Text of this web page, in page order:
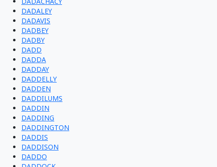
DADALEY
DADAVIS
DADBEY
DADBY
DADD
DADDA
DADDAY
DADDELLY
DADDEN
DADDILUMS
DADDIN
DADDING
DADDINGTON
DADDIS
DADDISON
DADDO